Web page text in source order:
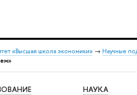
«Высшая школа экономики» → Научные
НАУКА